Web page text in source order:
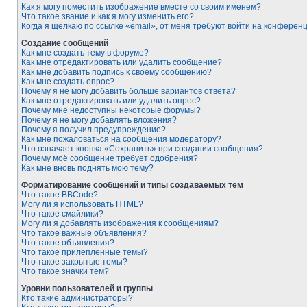
Как я могу поместить изображение вместе со своим именем?
Что такое звание и как я могу изменить его?
Когда я щёлкаю по ссылке «email», от меня требуют войти на
Создание сообщений
Как мне создать тему в форуме?
Как мне отредактировать или удалить сообщение?
Как мне добавить подпись к своему сообщению?
Как мне создать опрос?
Почему я не могу добавить больше вариантов ответа?
Как мне отредактировать или удалить опрос?
Почему мне недоступны некоторые форумы?
Почему я не могу добавлять вложения?
Почему я получил предупреждение?
Как мне пожаловаться на сообщения модератору?
Что означает кнопка «Сохранить» при создании сообщения?
Почему моё сообщение требует одобрения?
Как мне вновь поднять мою тему?
Форматирование сообщений и типы создаваемых тем
Что такое BBCode?
Могу ли я использовать HTML?
Что такое смайлики?
Могу ли я добавлять изображения к сообщениям?
Что такое важные объявления?
Что такое объявления?
Что такое прилепленные темы?
Что такое закрытые темы?
Что такое значки тем?
Уровни пользователей и группы
Кто такие администраторы?